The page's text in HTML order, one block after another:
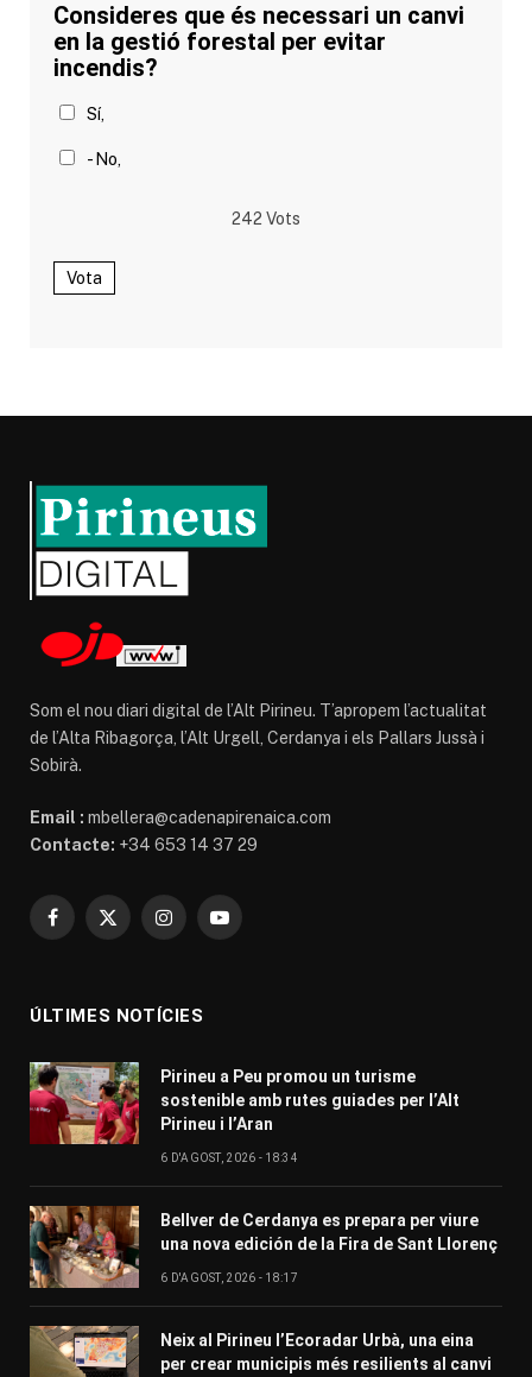
Consideres que és necessari un canvi
en la gestió forestal per evitar
incendis?
Sí,
- No,
242 Vots
Vota
Som el nou diari digital de l’Alt Pirineu. T’apropem l’actualitat
de l’Alta Ribagorça, l’Alt Urgell, Cerdanya i els Pallars Jussà i
Sobirà.
Email : mbellera@cadenapirenaica.com
Contacte: +34 653 14 37 29
Facebook
X
InstagramYouTube
ÚLTIMES NOTÍCIES
Pirineu a Peu promou un turisme
sostenible amb rutes guiades per l’Alt
Pirineu i l’Aran
6 D'AGOST, 2026 - 18:34
Bellver de Cerdanya es prepara per viure
una nova edición de la Fira de Sant Llorenç
6 D'AGOST, 2026 - 18:17
Neix al Pirineu l’Ecoradar Urbà, una eina
per crear municipis més resilients al canvi